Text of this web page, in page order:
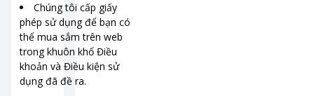
Chúng tôi cấp giấy
phép sử dụng để bạn có
thể mua sắm trên web
trong khuôn khổ Điều
khoản và Điều kiện sử
dụng đã đề ra.